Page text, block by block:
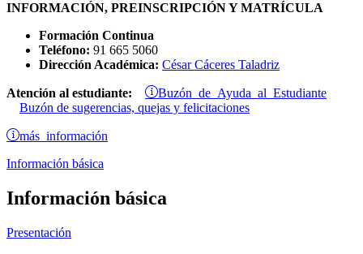
INFORMACIÓN, PREINSCRIPCIÓN Y MATRÍCULA
Formación Continua
Teléfono: 91 665 5060
Dirección Académica: César Cáceres Taladriz
Atención al estudiante: Buzón de Ayuda al Estudiante
Buzón de sugerencias, quejas y felicitaciones
más información
Información básica
Información básica
Presentación